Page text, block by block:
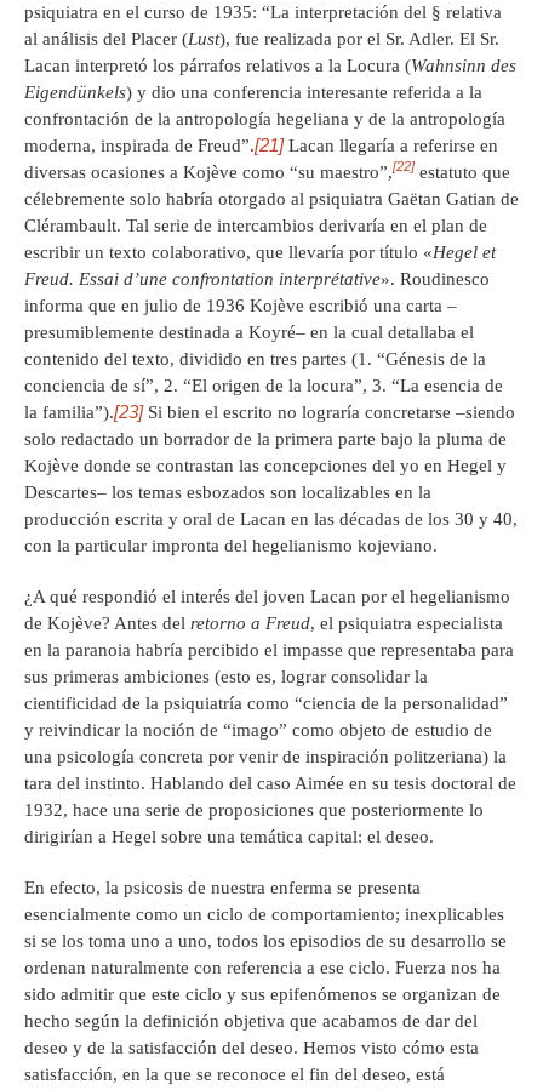
psiquiatra en el curso de 1935: “La interpretación del § relativa
al análisis del Placer (Lust), fue realizada por el Sr. Adler. El Sr.
Lacan interpretó los párrafos relativos a la Locura (Wahnsinn des
Eigendünkels) y dio una conferencia interesante referida a la
confrontación de la antropología hegeliana y de la antropología
moderna, inspirada de Freud”.[21]Lacan llegaría a referirse en
diversas ocasiones a Kojève como “su maestro”,[22] estatuto que
célebremente solo habría otorgado al psiquiatra Gaëtan Gatian de
Clérambault. Tal serie de intercambios derivaría en el plan de
escribir un texto colaborativo, que llevaría por título «Hegel et
Freud. Essai d’une confrontation interprétative». Roudinesco
informa que en julio de 1936 Kojève escribió una carta –
presumiblemente destinada a Koyré– en la cual detallaba el
contenido del texto, dividido en tres partes (1. “Génesis de la
conciencia de sí”, 2. “El origen de la locura”, 3. “La esencia de
la familia”).[23]Si bien el escrito no lograría concretarse –siendo
solo redactado un borrador de la primera parte bajo la pluma de
Kojève donde se contrastan las concepciones del yo en Hegel y
Descartes– los temas esbozados son localizables en la
producción escrita y oral de Lacan en las décadas de los 30 y 40,
con la particular impronta del hegelianismo kojeviano.
¿A qué respondió el interés del joven Lacan por el hegelianismo
de Kojève? Antes del retorno a Freud, el psiquiatra especialista
en la paranoia habría percibido el impasse que representaba para
sus primeras ambiciones (esto es, lograr consolidar la
cientificidad de la psiquiatría como “ciencia de la personalidad”
y reivindicar la noción de “imago” como objeto de estudio de
una psicología concreta por venir de inspiración politzeriana) la
tara del instinto. Hablando del caso Aimée en su tesis doctoral de
1932, hace una serie de proposiciones que posteriormente lo
dirigirían a Hegel sobre una temática capital: el deseo.
En efecto, la psicosis de nuestra enferma se presenta
esencialmente como un ciclo de comportamiento; inexplicables
si se los toma uno a uno, todos los episodios de su desarrollo se
ordenan naturalmente con referencia a ese ciclo. Fuerza nos ha
sido admitir que este ciclo y sus epifenómenos se organizan de
hecho según la definición objetiva que acabamos de dar del
deseo y de la satisfacción del deseo. Hemos visto cómo esta
satisfacción, en la que se reconoce el fin del deseo, está